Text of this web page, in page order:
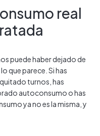
real
puede haber dejado de
que parece. Si has
turnos, has
autoconsumo o has
ya no es la misma, y